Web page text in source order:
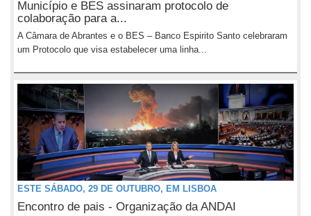
Município e BES assinaram protocolo de
colaboração para a...
A Câmara de Abrantes e o BES – Banco Espirito Santo celebraram
um Protocolo que visa estabelecer uma linha...
ESTE SÁBADO, 29 DE OUTUBRO, EM LISBOA
Encontro de pais - Organização da ANDAI